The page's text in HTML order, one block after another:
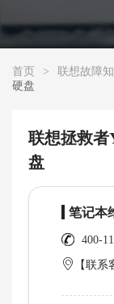
首页 > 联想故障
硬盘
联想拯救者
盘
笔记本
400-
【联